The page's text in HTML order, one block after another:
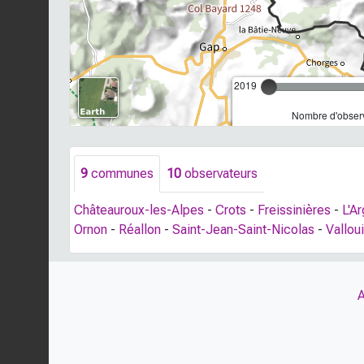
2019
Nombre
9 communes 10 observateurs
Châteauroux-les-Alpes - Crots - Freissinières -
Ornon - Réallon - Saint-Jean-Saint-Nicolas -